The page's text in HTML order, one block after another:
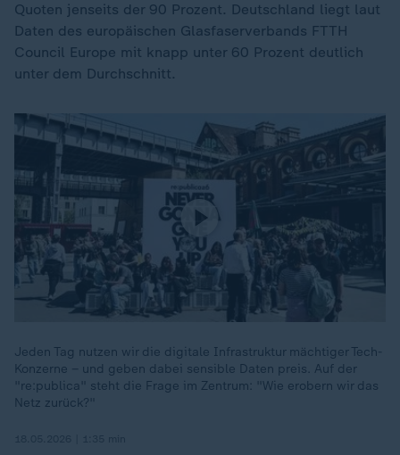
Quoten jenseits der 90 Prozent. Deutschland liegt laut
Daten des europäischen Glasfaserverbands FTTH
Council Europe mit knapp unter 60 Prozent deutlich
unter dem Durchschnitt.
Jeden Tag nutzen wir die digitale Infrastruktur mächtiger Tech-
Konzerne – und geben dabei sensible Daten preis. Auf der
"re:publica" steht die Frage im Zentrum: "Wie erobern wir das
Netz zurück?"